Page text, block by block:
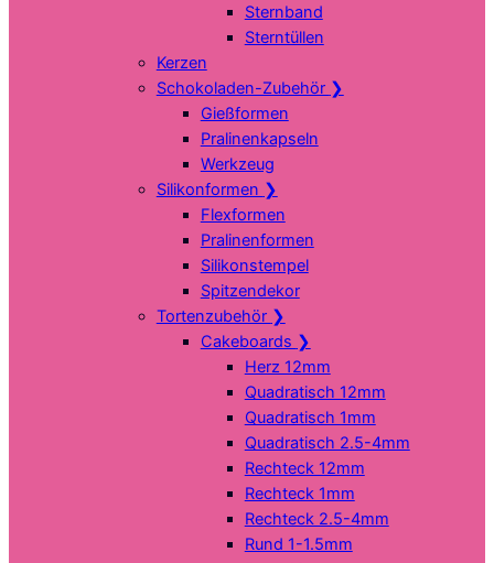
Sternband
Sterntüllen
Kerzen
Schokoladen-Zubehör ❯
Gießformen
Pralinenkapseln
Werkzeug
Silikonformen ❯
Flexformen
Pralinenformen
Silikonstempel
Spitzendekor
Tortenzubehör ❯
Cakeboards ❯
Herz 12mm
Quadratisch 12mm
Quadratisch 1mm
Quadratisch 2.5-4mm
Rechteck 12mm
Rechteck 1mm
Rechteck 2.5-4mm
Rund 1-1.5mm